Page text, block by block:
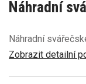
Náhradní
Náhradní
Zobrazit detailní